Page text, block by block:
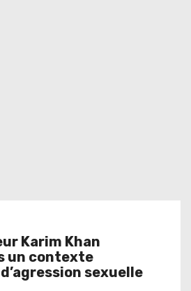
Karim Khan
un contexte
sexuelle